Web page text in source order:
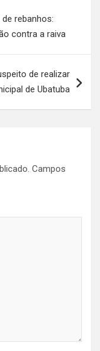
rebanhos:
contra a raiva
de realizar
de Ubatuba
Campos